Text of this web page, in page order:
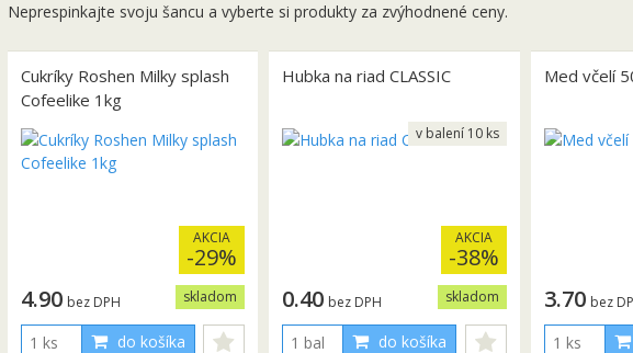
Neprespinkajte svoju šancu a vyberte si produkty za zvýhodnené ceny.
Cukríky Roshen Milky splash
Cofeelike 1kg
AKCIA
-29%
skladom
4.90 bez DPH
do košíka
Hubka na riad CLASSIC
AKCIA
-38%
skladom
0.40 bez DPH
do košíka
v balení 10 ks
Med včelí
3.70 bez